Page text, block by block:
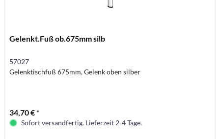
Gelenkt.Fuß ob.675mm silb
57027
Gelenktischfuß 675mm, Gelenk oben silber
34,70 € *
Sofort versandfertig. Lieferzeit 2-4 Tage.